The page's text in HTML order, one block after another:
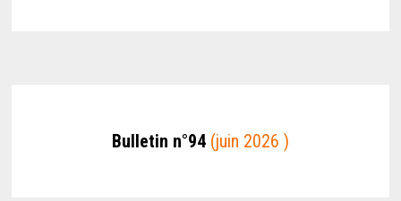
Bulletin n°94(juin 2026 )